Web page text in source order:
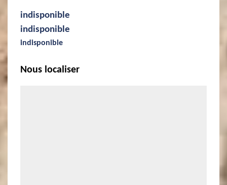
indisponible
indisponible
indisponible
Nous localiser